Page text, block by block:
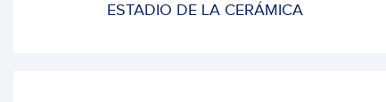
ESTADIO DE LA CERÁMICA